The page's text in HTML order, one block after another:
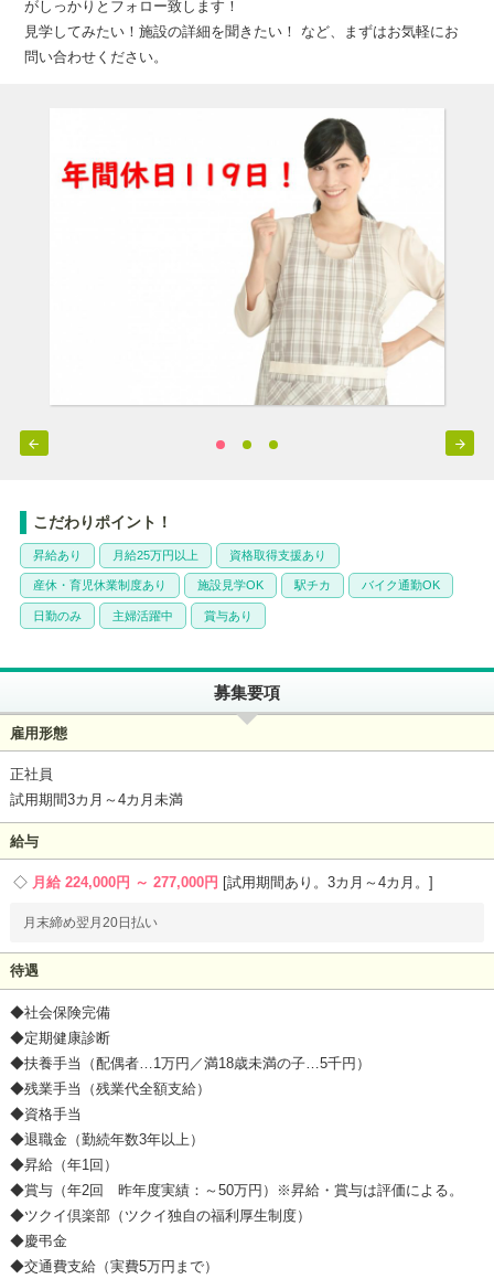
がしっかりとフォロー致します！
見学してみたい！施設の詳細を聞きたい！ など、まずはお気軽にお
問い合わせください。
 
こだわりポイント！
昇給あり 月給25万円以上 資格取得支援あり
産休・育児休業制度あり 施設見学OK 駅チカ バイク通勤OK
日勤のみ 主婦活躍中 賞与あり
募集要項
雇用形態
正社員
試用期間3カ月～4カ月未満
給与
月給 224,000円 ～ 277,000円 試用期間あり。3カ月～4カ月。
月末締め翌月20日払い
待遇
◆社会保険完備
◆定期健康診断
◆扶養手当（配偶者…1万円／満18歳未満の子…5千円）
◆残業手当（残業代全額支給）
◆資格手当
◆退職金（勤続年数3年以上）
◆昇給（年1回）
◆賞与（年2回 昨年度実績：～50万円）※昇給・賞与は評価による。
◆ツクイ倶楽部（ツクイ独自の福利厚生制度）
◆慶弔金
◆交通費支給（実費5万円まで）